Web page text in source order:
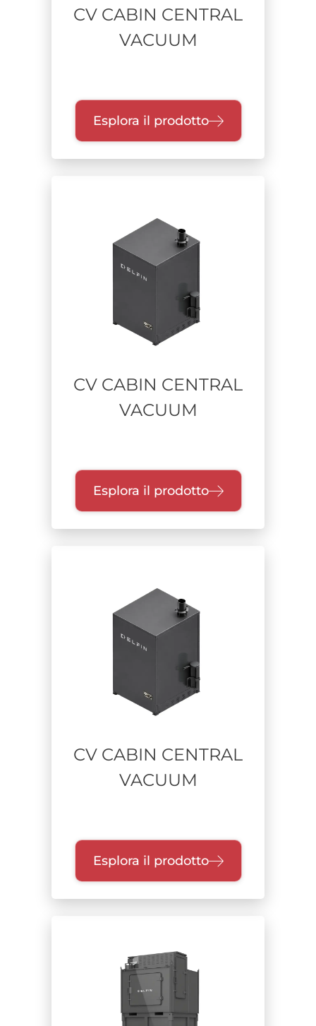
CV CABIN CENTRAL
VACUUM
Esplora il prodotto
CV CABIN CENTRAL
VACUUM
Esplora il prodotto
CV CABIN CENTRAL
VACUUM
Esplora il prodotto